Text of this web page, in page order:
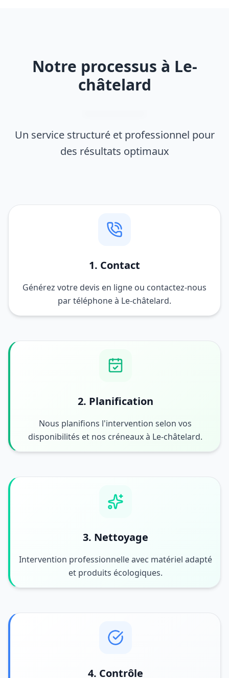
Notre processus à Le-
châtelard
Un service structuré et professionnel pour
des résultats optimaux
1. Contact
Générez votre devis en ligne ou contactez-nous
par téléphone à Le-châtelard.
2. Planification
Nous planifions l'intervention selon vos
disponibilités et nos créneaux à Le-châtelard.
3. Nettoyage
Intervention professionnelle avec matériel adapté
et produits écologiques.
4. Contrôle